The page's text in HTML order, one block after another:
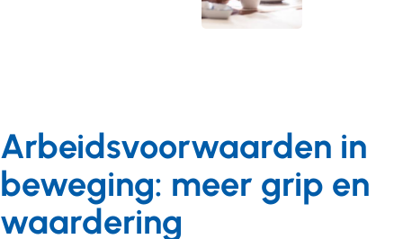
Arbeidsvoorwaarden in
beweging: meer grip en
waardering